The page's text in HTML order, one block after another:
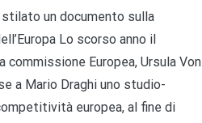
stilato un documento sulla
Lo scorso anno il
commissione Europea, Ursula Von
a Mario Draghi uno studio-
europea, al fine di